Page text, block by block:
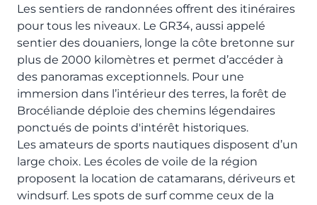
Les sentiers de randonnées offrent des itinéraires
pour tous les niveaux. Le GR34, aussi appelé
sentier des douaniers, longe la côte bretonne sur
plus de 2000 kilomètres et permet d’accéder à
des panoramas exceptionnels. Pour une
immersion dans l’intérieur des terres, la forêt de
Brocéliande déploie des chemins légendaires
ponctués de points d'intérêt historiques.
Les amateurs de sports nautiques disposent d’un
large choix. Les écoles de voile de la région
proposent la location de catamarans, dériveurs et
windsurf. Les spots de surf comme ceux de la